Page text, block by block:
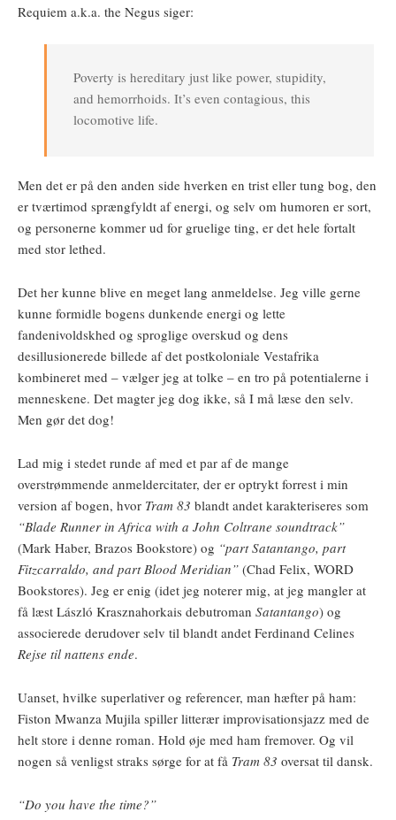
Requiem a.k.a. the Negus siger:
Poverty is hereditary just like power, stupidity,
and hemorrhoids. It’s even contagious, this
locomotive life.
Men det er på den anden side hverken en trist eller tung bog, den
er tværtimod sprængfyldt af energi, og selv om humoren er sort,
og personerne kommer ud for gruelige ting, er det hele fortalt
med stor lethed.
Det her kunne blive en meget lang anmeldelse. Jeg ville gerne
kunne formidle bogens dunkende energi og lette
fandenivoldskhed og sproglige overskud og dens
desillusionerede billede af det postkoloniale Vestafrika
kombineret med – vælger jeg at tolke – en tro på potentialerne i
menneskene. Det magter jeg dog ikke, så I må læse den selv.
Men gør det dog!
Lad mig i stedet runde af med et par af de mange
overstrømmende anmeldercitater, der er optrykt forrest i min
version af bogen, hvor Tram 83 blandt andet karakteriseres som
“Blade Runner in Africa with a John Coltrane soundtrack”
(Mark Haber, Brazos Bookstore) og “part Satantango, part
Fitzcarraldo, and part Blood Meridian” (Chad Felix, WORD
Bookstores). Jeg er enig (idet jeg noterer mig, at jeg mangler at
få læst László Krasznahorkais debutroman Satantango) og
associerede derudover selv til blandt andet Ferdinand Celines
Rejse til nattens ende.
Uanset, hvilke superlativer og referencer, man hæfter på ham:
Fiston Mwanza Mujila spiller litterær improvisationsjazz med de
helt store i denne roman. Hold øje med ham fremover. Og vil
nogen så venligst straks sørge for at få Tram 83 oversat til dansk.
“Do you have the time?”